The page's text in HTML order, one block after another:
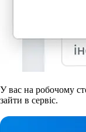
У вас на робочому
зайти в сервіс.